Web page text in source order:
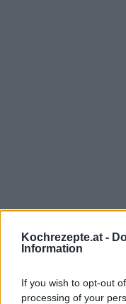
Kochrezepte.at -
Information
If you wish to opt-out
processing of your
Interessante
Schnaps & Likör Rezepte